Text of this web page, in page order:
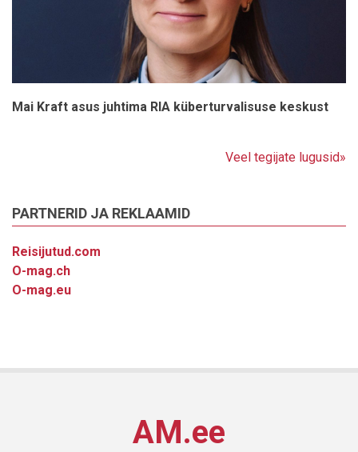
Mai Kraft asus juhtima RIA küberturvalisuse keskust
Veel tegijate lugusid»
PARTNERID JA REKLAAMID
Reisijutud.com
O-mag.ch
O-mag.eu
AM.ee